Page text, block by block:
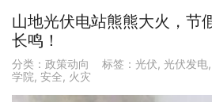
山地光伏电站熊熊大火，节
长鸣！
分类： 政策动向 标签： 光伏, 光伏发电,
学院, 安全, 火灾